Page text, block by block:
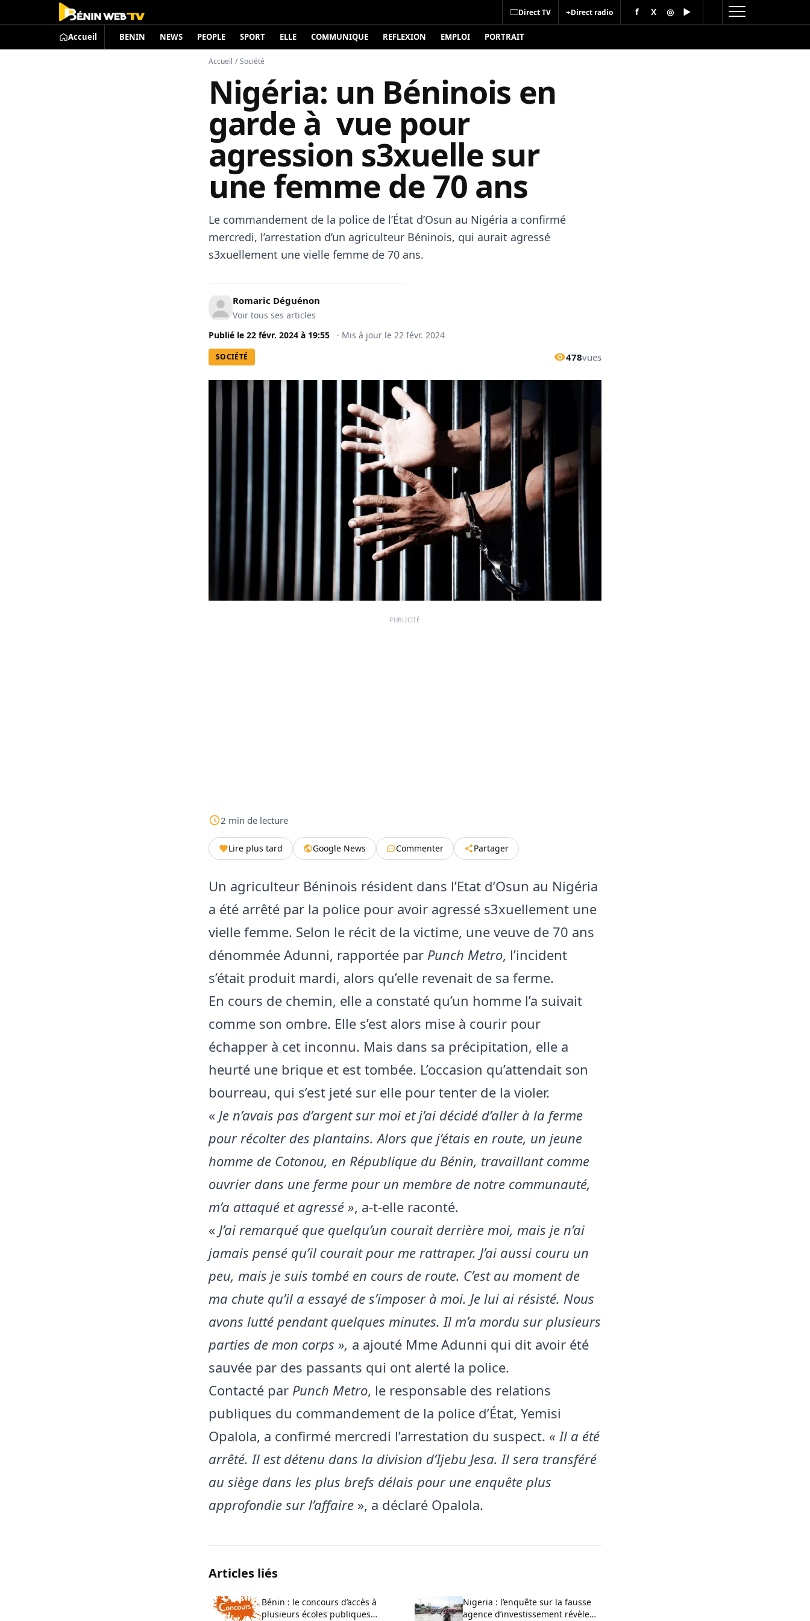
Direct TV ⌁Direct radio f X ◎ ▶
Accueil BENIN NEWS PEOPLE SPORT ELLE COMMUNIQUE REFLEXION EMPLOI PORTRAIT
Accueil / Société
Nigéria: un Béninois en
garde à vue pour
agression s3xuelle sur
une femme de 70 ans
Le commandement de la police de l’État d’Osun au Nigéria a confirmé
mercredi, l’arrestation d’un agriculteur Béninois, qui aurait agressé
s3xuellement une vielle femme de 70 ans.
Romaric Déguénon
Voir tous ses articles
Publié le 22 févr. 2024 à 19:55 · Mis à jour le 22 févr. 2024
SOCIÉTÉ 478vues
PUBLICITÉ
2 min de lecture
Lire plus tard Google News Commenter Partager
Un agriculteur Béninois résident dans l’Etat d’Osun au Nigéria
a été arrêté par la police pour avoir agressé s3xuellement une
vielle femme. Selon le récit de la victime, une veuve de 70 ans
dénommée Adunni, rapportée par Punch Metro, l’incident
s’était produit mardi, alors qu’elle revenait de sa ferme.
En cours de chemin, elle a constaté qu’un homme l’a suivait
comme son ombre. Elle s’est alors mise à courir pour
échapper à cet inconnu. Mais dans sa précipitation, elle a
heurté une brique et est tombée. L’occasion qu’attendait son
bourreau, qui s’est jeté sur elle pour tenter de la violer.
« Je n’avais pas d’argent sur moi et j’ai décidé d’aller à la ferme
pour récolter des plantains. Alors que j’étais en route, un jeune
homme de Cotonou, en République du Bénin, travaillant comme
ouvrier dans une ferme pour un membre de notre communauté,
m’a attaqué et agressé », a-t-elle raconté.
« J’ai remarqué que quelqu’un courait derrière moi, mais je n’ai
jamais pensé qu’il courait pour me rattraper. J’ai aussi couru un
peu, mais je suis tombé en cours de route. C’est au moment de
ma chute qu’il a essayé de s’imposer à moi. Je lui ai résisté. Nous
avons lutté pendant quelques minutes. Il m’a mordu sur plusieurs
parties de mon corps », a ajouté Mme Adunni qui dit avoir été
sauvée par des passants qui ont alerté la police.
Contacté par Punch Metro, le responsable des relations
publiques du commandement de la police d’État, Yemisi
Opalola, a confirmé mercredi l’arrestation du suspect. « Il a été
arrêté. Il est détenu dans la division d’Ijebu Jesa. Il sera transféré
au siège dans les plus brefs délais pour une enquête plus
approfondie sur l’affaire », a déclaré Opalola.
Articles liés
Bénin : le concours d’accès à
plusieurs écoles publiques
Nigeria : l’enquête sur la fausse
agence d’investissement révèle